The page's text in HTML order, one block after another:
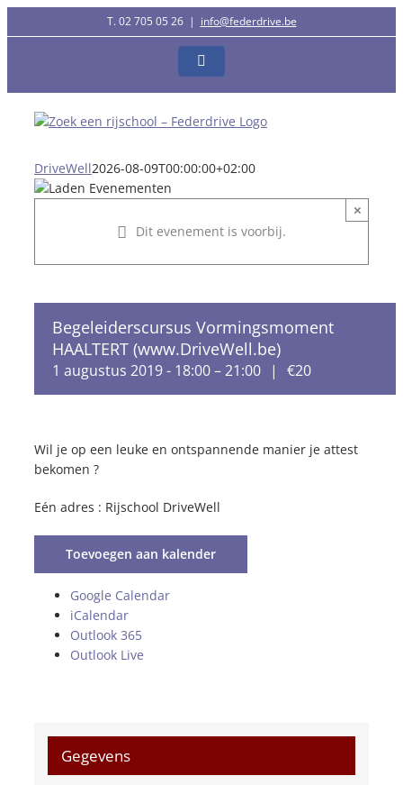
naar
T. 02 705 05 26 | info@federdrive.be
Facebook
DriveWell2026-08-09T00:00:00+02:00
Dit evenement is voorbij.
×
Begeleiderscursus Vormingsmoment
HAALTERT (www.DriveWell.be)
1 augustus 2019 - 18:00–21:00 | €20
Wil je op een leuke en ontspannende manier je attest
bekomen ?
Eén adres : Rijschool DriveWell
Toevoegen aan kalender
Google Calendar
iCalendar
Outlook 365
Outlook Live
Gegevens